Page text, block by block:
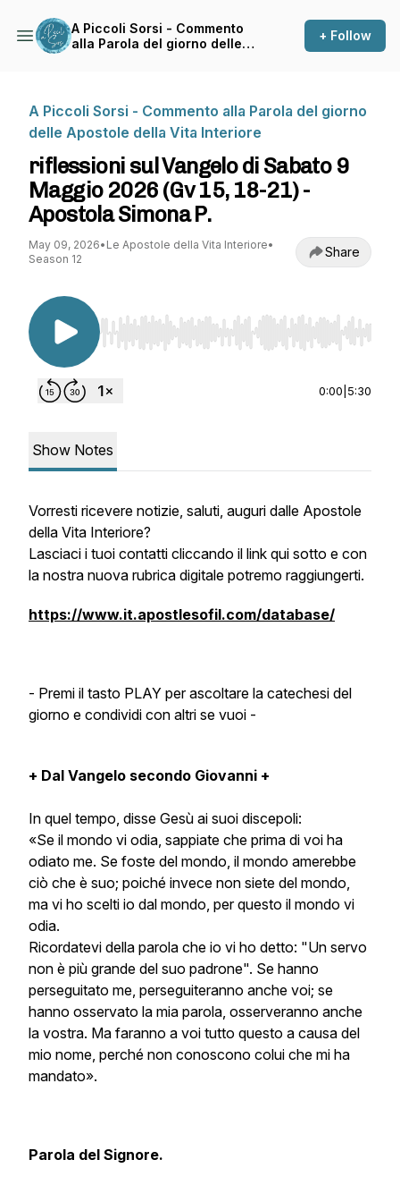
A Piccoli Sorsi - Commento
alla Parola del giorno delle
+ Follow
A Piccoli Sorsi - Commento alla Parola del giorno
delle Apostole della Vita Interiore
riflessioni sul Vangelo di Sabato 9
Maggio 2026 (Gv 15, 18-21) -
Apostola Simona P.
May 09, 2026• Le Apostole della Vita Interiore•
Season 12
Share
Use Left/Right to seek, Home/End to jump to
0:00 5:30
Show Notes
Vorresti ricevere notizie, saluti, auguri dalle Apostole
della Vita Interiore?
Lasciaci i tuoi contatti cliccando il link qui sotto e con
la nostra nuova rubrica digitale potremo raggiungerti.
https://www.it.apostlesofil.com/database/
- Premi il tasto PLAY per ascoltare la catechesi del
giorno e condividi con altri se vuoi -
+ Dal Vangelo secondo Giovanni +
In quel tempo, disse Gesù ai suoi discepoli:
«Se il mondo vi odia, sappiate che prima di voi ha
odiato me. Se foste del mondo, il mondo amerebbe
ciò che è suo; poiché invece non siete del mondo,
ma vi ho scelti io dal mondo, per questo il mondo vi
odia.
Ricordatevi della parola che io vi ho detto: "Un servo
non è più grande del suo padrone". Se hanno
perseguitato me, perseguiteranno anche voi; se
hanno osservato la mia parola, osserveranno anche
la vostra. Ma faranno a voi tutto questo a causa del
mio nome, perché non conoscono colui che mi ha
mandato».
Parola del Signore.